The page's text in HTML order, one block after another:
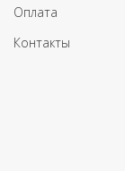
Оплата
Контакты